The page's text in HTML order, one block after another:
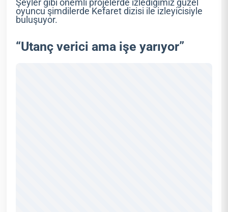
Şeyler gibi önemli projelerde izlediğimiz güzel
oyuncu şimdilerde Kefaret dizisi ile izleyicisiyle
buluşuyor.
“Utanç verici ama işe yarıyor”